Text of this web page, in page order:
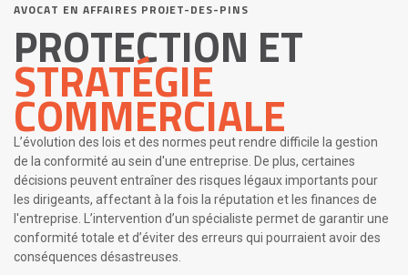
AVOCAT EN AFFAIRES PROJET-DES-PINS
PROTECTION ET
STRATÉGIE
COMMERCIALE
L’évolution des lois et des normes peut rendre difficile la gestion
de la conformité au sein d'une entreprise. De plus, certaines
décisions peuvent entraîner des risques légaux importants pour
les dirigeants, affectant à la fois la réputation et les finances de
l'entreprise. L’intervention d’un spécialiste permet de garantir une
conformité totale et d’éviter des erreurs qui pourraient avoir des
conséquences désastreuses.